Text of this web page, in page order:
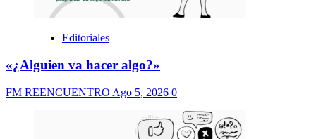
Editoriales
«¿Alguien va hacer algo?»
FM REENCUENTRO Ago 5, 2026 0